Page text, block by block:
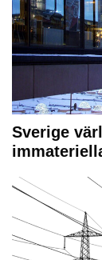
Sverige